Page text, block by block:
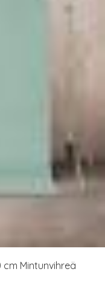
cm Mintunvihreä